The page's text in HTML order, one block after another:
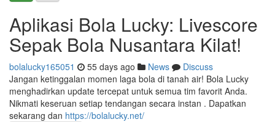
Aplikasi Bola Lucky: Livescore
Sepak Bola Nusantara Kilat!
bolalucky165051 55 days ago News
Discuss
Jangan ketinggalan momen laga bola di tanah air! Bola Lucky
menghadirkan update tercepat untuk semua tim favorit Anda.
Nikmati keseruan setiap tendangan secara instan . Dapatkan
sekarang dan https://bolalucky.net/